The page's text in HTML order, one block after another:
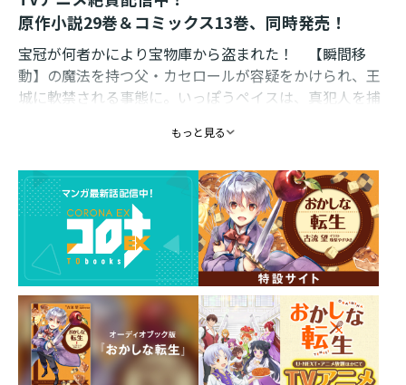
原作小説29巻＆コミックス13巻、同時発売！
宝冠が何者かにより宝物庫から盗まれた！ 【瞬間移
動】の魔法を持つ父・カセロールが容疑をかけられ、王
城に軟禁される事態に。いっぽうペイスは、真犯人を捕
『王族』が怪しいと目星をつけて聞き込みを開始。真相
最高のお菓子は最高の物語と共にある！ 甘く激しい王
道スイーツ・ファンタジー第13巻！
もっと見る